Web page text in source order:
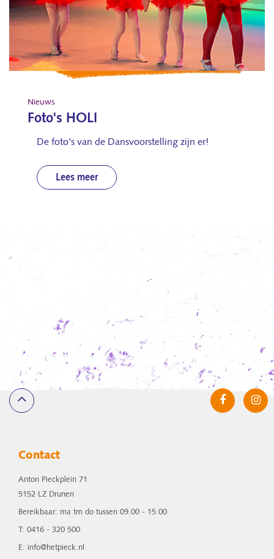
Nieuws
Foto's HOLI
De foto's van de Dansvoorstelling zijn er!
Lees meer
Contact
Anton Pieckplein 71
5152 LZ Drunen
Bereikbaar: ma tm do tussen 09.00 - 15.00
T: 0416 - 320 500
E: info@hetpieck.nl